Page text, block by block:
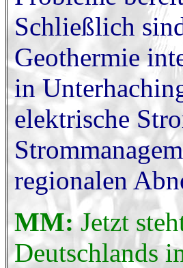
Schließlich
Geothermie
in
elektrische
regionalen
MM:Jetzt
Deutschlands